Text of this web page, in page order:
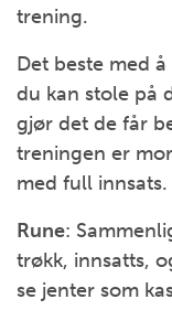
trening.
Det beste med
du kan stole på
gjør det de får
treningen er
med full innsats.
Rune:
trøkk, innsatts,
se jenter som